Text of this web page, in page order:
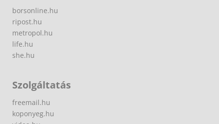
borsonline.hu
ripost.hu
metropol.hu
life.hu
she.hu
Szolgáltatás
freemail.hu
koponyeg.hu